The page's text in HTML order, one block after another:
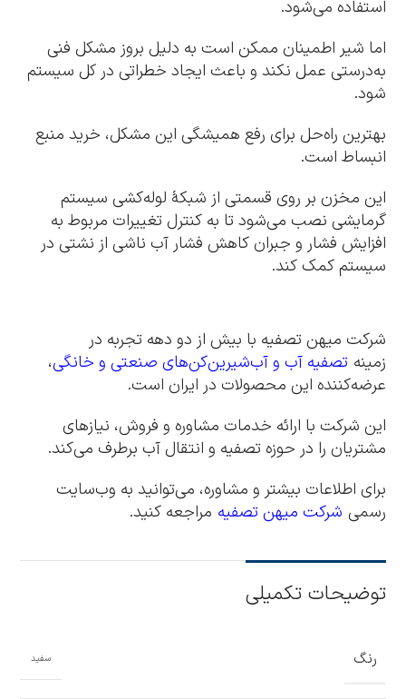
استفاده می‌شود.
اما شیر اطمینان ممکن است به دلیل بروز مشکل فنی
به‌درستی عمل نکند و باعث ایجاد خطراتی در کل سیستم
شود.
بهترین راه‌حل برای رفع همیشگی این مشکل، خرید منبع
انبساط است.
این مخزن بر روی قسمتی از شبکۀ لوله‌کشی سیستم
گرمایشی نصب می‌شود تا به کنترل تغییرات مربوط به
افزایش فشار و جبران کاهش فشار آب ناشی از نشتی در
سیستم کمک کند.
شرکت میهن تصفیه با بیش از دو دهه تجربه در
زمینه تصفیه آب و آب‌شیرین‌کن‌های صنعتی و خانگی،
عرضه‌کننده این محصولات در ایران است.
این شرکت با ارائه خدمات مشاوره و فروش، نیازهای
مشتریان را در حوزه تصفیه و انتقال آب برطرف می‌کند.
برای اطلاعات بیشتر و مشاوره، می‌توانید به وب‌سایت
رسمی شرکت میهن تصفیه مراجعه کنید.
توضیحات تکمیلی
رنگ سفید